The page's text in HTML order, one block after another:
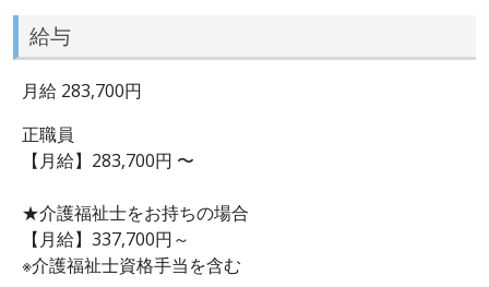
給与
月給 283,700円
正職員
【月給】283,700円 〜
★介護福祉士をお持ちの場合
【月給】337,700円～
※介護福祉士資格手当を含む